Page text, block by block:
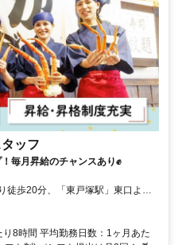
ッフ
毎月昇給のチャンスあり✊
歩20分、「東戸塚駅」東口より
・バイク通勤OK（駐車場完備）
8時間 平均勤務日数：1ヶ月あた